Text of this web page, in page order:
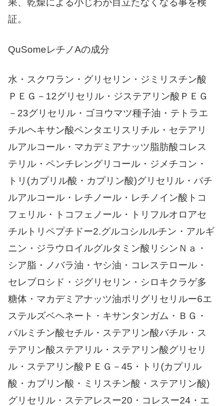
果、乾燥による小じわが目立たなくなる事を検
証。
QuSomeレチノAの成分
水・スクワラン・グリセリン・ジミリスチン酸
ＰＥＧ－12グリセリル・ジステアリン酸ＰＥＧ
－23グリセリル・ゴヨウマツ種子油・テトラエ
チルヘキサン酸ペンタエリスリチル・セテアリ
ルアルコール・マカデミアナッツ脂肪酸コレス
テリル・ペンチレングリコール・ジメチコン・
トリ(カプリル酸・カプリン酸)グリセリル・バチ
ルアルコール・レチノール・レチノイン酸トコ
フェリル・トコフェノール・トリフルオロアセ
チルトリペプチドー2.グルコシルルチン・アルギ
ニン・ジラウロイルグルタミン酸リシンＮａ・
シア脂・ノバラ油・ヤシ油・コレステロール・
セレブロシド・ジグリセリン・シロキクラゲ多
糖体・マカデミアナッツ油ポリグリセリルー6エ
ステルズベヘネート・キサンタンガム・ＢＧ・
パルミチン酸セチル・ステアリン酸バチル・ス
テアリン酸ステアリル・ステアリン酸グリセリ
ル・ステアリン酸ＰＥＧ－45・トリ(カプリル
酸・カプリン酸・ミリスチン酸・ステアリン酸)
グリセリル・ステアレスー20・コレスー24・エ